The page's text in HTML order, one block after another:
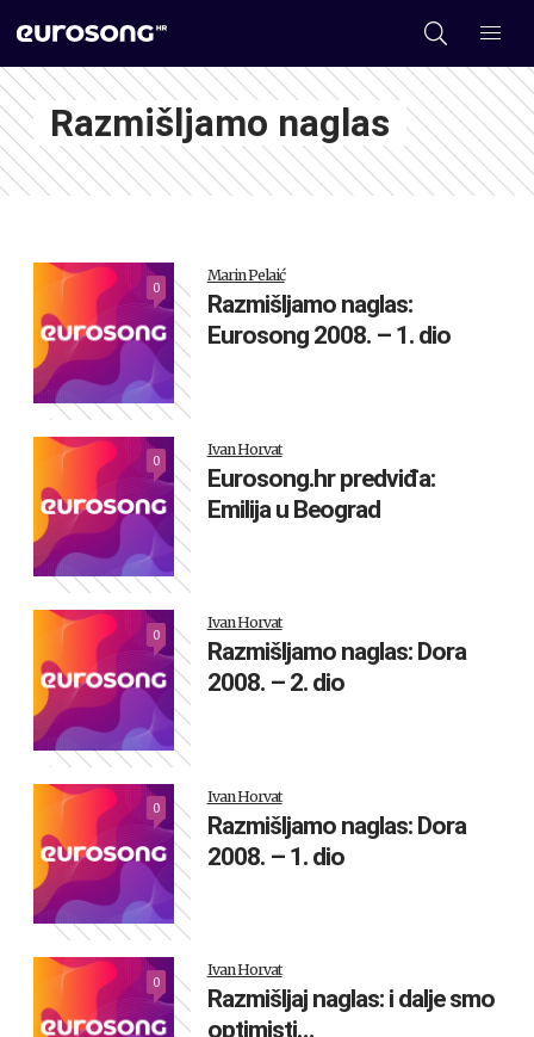
Razmišljamo naglas
0
Marin Pelaić
Razmišljamo naglas:
Eurosong 2008. – 1. dio
0
Ivan Horvat
Eurosong.hr predviđa:
Emilija u Beograd
0
Ivan Horvat
Razmišljamo naglas: Dora
2008. – 2. dio
0
Ivan Horvat
Razmišljamo naglas: Dora
2008. – 1. dio
0
Ivan Horvat
Razmišljaj naglas: i dalje smo
optimisti…